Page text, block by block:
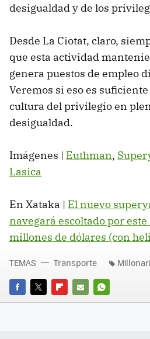
desigualdad y de los
Desde La Ciotat, claro,
que esta actividad
genera puestos de empleo
Veremos si eso es
cultura del privilegio en
desigualdad.
Imágenes | Euthman,
Lasica
En Xataka | El nuevo
navegará escoltado por este
millones de dólares (con
FACEBOOK
TWITTERFLIPBOARD
E-
WHATSAPP
TEMAS Transporte